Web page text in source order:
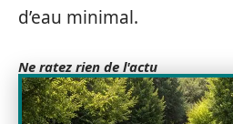
d’eau minimal.
Ne ratez rien de l'actu